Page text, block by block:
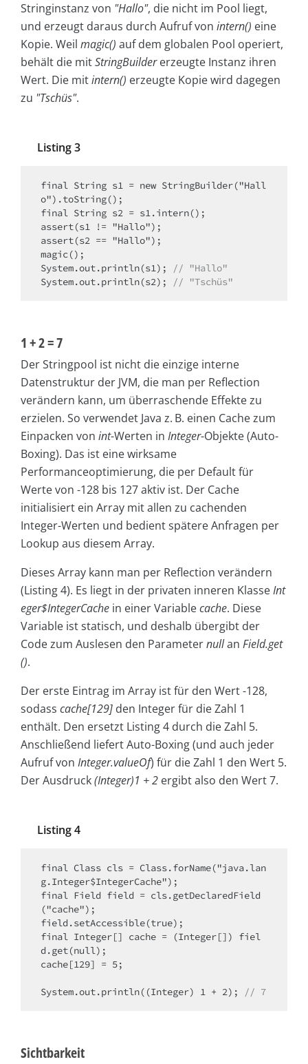
Stringinstanz von "Hallo", die nicht im Pool liegt,
und erzeugt daraus durch Aufruf von intern() eine
Kopie. Weil magic() auf dem globalen Pool operiert,
behält die mitStringBuildererzeugte Instanz ihren
Wert. Die mitintern() erzeugte Kopie wird dagegen
zu "Tschüs".
Listing 3
final String s1 = new StringBuilder("Hall
o").toString();
final String s2 = s1.intern();
assert(s1 != "Hallo");
assert(s2 == "Hallo");
magic();
System.out.println(s1);
// "Hallo"
System.out.println(s2);
// "Tschüs"
1 + 2 = 7
Der Stringpool ist nicht die einzige interne
Datenstruktur der JVM, die man per Reflection
verändern kann, um überraschende Effekte zu
erzielen. So verwendet Java z. B. einen Cache zum
Einpacken von int-Werten in Integer-Objekte (Auto-
Boxing). Das ist eine wirksame
Performanceoptimierung, die per Default für
Werte von -128 bis 127 aktiv ist. Der Cache
initialisiert ein Array mit allen zu cachenden
Integer-Werten und bedient spätere Anfragen per
Lookup aus diesem Array.
Dieses Array kann man per Reflection verändern
(Listing 4). Es liegt in der privaten inneren KlasseInt
eger$IntegerCache in einer Variablecache. Diese
Variable ist statisch, und deshalb übergibt der
Code zum Auslesen den Parameternullan Field.get
().
Der erste Eintrag im Array ist für den Wert -128,
sodass cache[129] den Integer für die Zahl 1
enthält. Den ersetzt Listing 4 durch die Zahl 5.
Anschließend liefert Auto-Boxing (und auch jeder
Aufruf von Integer.value­Of) für die Zahl 1 den Wert 5.
Der Ausdruck(Integer)1 + 2 ergibt also den Wert 7.
Listing 4
final Class cls = Class.forName("java.lan
g.Integer$IntegerCache");
final Field field = cls.getDeclaredField
("cache");
field.setAccessible(true);
final Integer[] cache = (Integer[]) fiel
d.get(null);
cache[129] = 5;
System.out.println((Integer) 1 + 2); // 7
Sichtbarkeit